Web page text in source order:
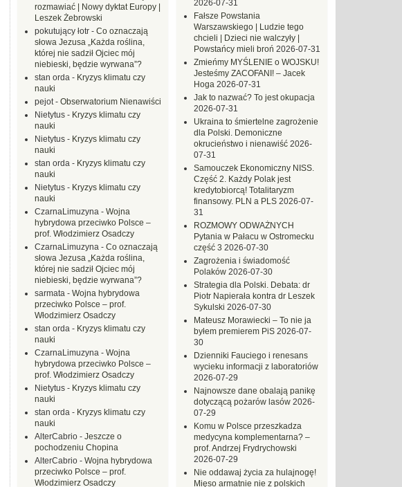
2026-07-31
Fałsze Powstania
Warszawskiego | Ludzie tego
chcieli | Dzieci nie walczyły |
Powstańcy mieli broń 2026-07-31
Zmieńmy MYŚLENIE o WOJSKU!
Jesteśmy ZACOFANI! – Jacek
Hoga 2026-07-31
Jak to nazwać? To jest okupacja
2026-07-31
Ukraina to śmiertelne zagrożenie
dla Polski. Demoniczne
okrucieństwo i nienawiść 2026-
07-31
Samouczek Ekonomiczny NISS.
Część 2. Każdy Polak jest
kredytobiorcą! Totalitaryzm
finansowy. PLN a PLS 2026-07-
31
ROZMOWY ODWAŻNYCH
Pytania w Pałacu w Ostromecku
część 3 2026-07-30
Zagrożenia i świadomość
Polaków 2026-07-30
Strategia dla Polski. Debata: dr
Piotr Napierała kontra dr Leszek
Sykulski 2026-07-30
Mateusz Morawiecki – To nie ja
byłem premierem PiS 2026-07-
30
Dzienniki Fauciego i renesans
wycieku informacji z laboratoriów
2026-07-29
Najnowsze dane obalają panikę
dotyczącą pożarów lasów 2026-
07-29
Komu w Polsce przeszkadza
medycyna komplementarna? –
prof. Andrzej Frydrychowski
2026-07-29
Nie oddawaj życia za hulajnogę!
Mięso armatnie nie z polskich
rozmawiać | Nowy dyktat Europy |
Leszek Żebrowski
pokutujący łotr - Co oznaczają
słowa Jezusa „Każda roślina,
której nie sadził Ojciec mój
niebieski, będzie wyrwana”?
stan orda - Kryzys klimatu czy
nauki
pejot- Obserwatorium Nienawiści
Nietytus - Kryzys klimatu czy
nauki
Nietytus - Kryzys klimatu czy
nauki
stan orda - Kryzys klimatu czy
nauki
Nietytus - Kryzys klimatu czy
nauki
CzarnaLimuzyna - Wojna
hybrydowa przeciwko Polsce –
prof. Włodzimierz Osadczy
CzarnaLimuzyna - Co oznaczają
słowa Jezusa „Każda roślina,
której nie sadził Ojciec mój
niebieski, będzie wyrwana”?
sarmata - Wojna hybrydowa
przeciwko Polsce – prof.
Włodzimierz Osadczy
stan orda - Kryzys klimatu czy
nauki
CzarnaLimuzyna - Wojna
hybrydowa przeciwko Polsce –
prof. Włodzimierz Osadczy
Nietytus - Kryzys klimatu czy
nauki
stan orda - Kryzys klimatu czy
nauki
AlterCabrio - Jeszcze o
pochodzeniu Chopina
AlterCabrio - Wojna hybrydowa
przeciwko Polsce – prof.
Włodzimierz Osadczy